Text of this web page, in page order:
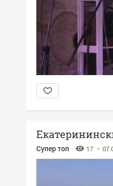
Супер топ 17